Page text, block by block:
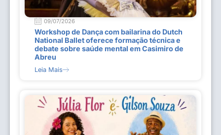
09/07/2026
Workshop de Dança com bailarina do Dutch
National Ballet oferece formação técnica e
debate sobre saúde mental em Casimiro de
Abreu
Leia Mais